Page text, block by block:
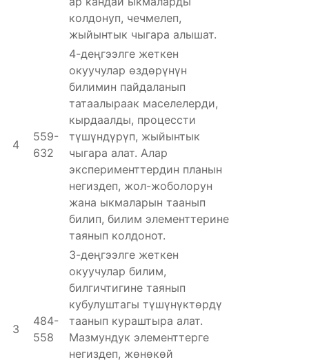
колдонуп, чечмелеп,
жыйынтык чыгара алышат.
4
559-
632
4-деңгээлге жеткен
окуучулар өздөрүнүн
билимин пайдаланып
татаалыраак маселелерди,
кырдаалды, процессти
түшүндүрүп, жыйынтык
чыгара алат. Алар
эксперименттердин планын
негиздеп, жол-жоболорун
жана ыкмаларын таанып
билип, билим элементтерине
таянып колдонот.
3
484-
558
3-деңгээлге жеткен
окуучулар билим,
билгичтигине таянып
кубулуштагы түшүнүктөрдү
таанып кураштыра алат.
Мазмундук элементтерге
негиздеп, жөнөкөй